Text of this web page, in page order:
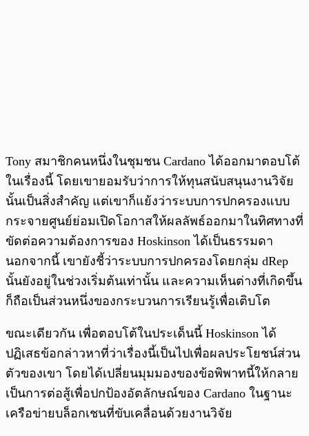
Tony สมาชิกคนหนึ่งในชุมชน Cardano ได้ออกมาตอบโต้
ในเรื่องนี้ โดยเขายอมรับว่าการให้ทุนสนับสนุนงานวิจัย
นั้นเป็นสิ่งสำคัญ แต่เขาก็แย้งว่าระบบการปกครองแบบ
กระจายศูนย์ย่อมเปิดโอกาสให้ผลลัพธ์ออกมาในทิศทางที่
ขัดต่อความต้องการของ Hoskinson ได้เป็นธรรมดา
นอกจากนี้ เขายังชี้ว่าระบบการปกครองโดยกลุ่ม dRep
นั้นยังอยู่ในช่วงเริ่มต้นเท่านั้น และความเห็นต่างที่เกิดขึ้น
ก็ถือเป็นส่วนหนึ่งของกระบวนการเรียนรู้เพื่อเติบโต
ขณะเดียวกัน เพื่อตอบโต้ในประเด็นนี้ Hoskinson ได้
ปฏิเสธข้อกล่าวหาที่ว่าเรื่องนี้เป็นไปเพื่อผลประโยชน์ส่วน
ตัวของเขา โดยได้เปลี่ยนมุมมองของข้อพิพาทนี้ให้กลาย
เป็นการต่อสู้เพื่อปกป้องอัตลักษณ์ของ Cardano ในฐานะ
เครือข่ายบล็อกเชนที่ขับเคลื่อนด้วยงานวิจัย